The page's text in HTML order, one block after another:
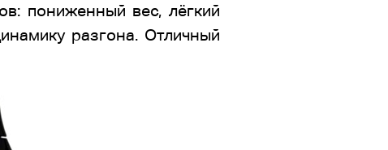
пониженный вес, лёгкий
разгона. Отличный